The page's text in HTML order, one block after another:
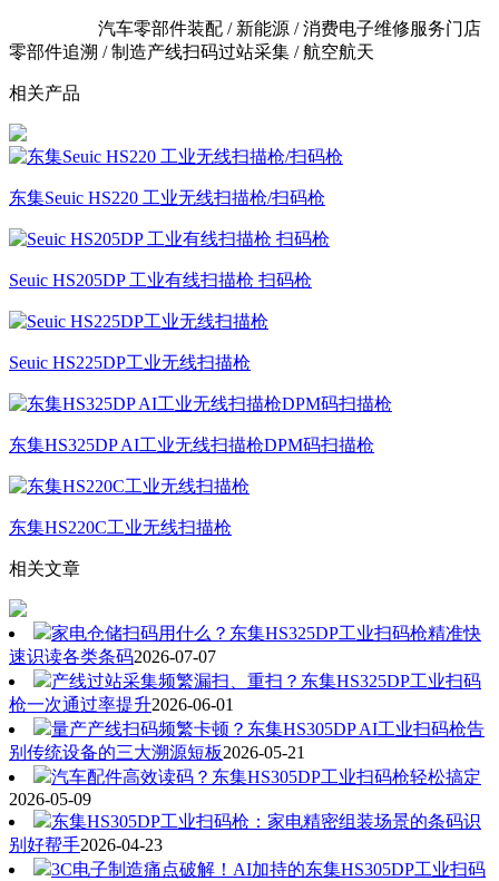
汽车零部件装配 / 新能源 / 消费电子维修服务门店
零部件追溯 / 制造产线扫码过站采集 / 航空航天
相关产品
东集Seuic HS220 工业无线扫描枪/扫码枪
Seuic HS205DP 工业有线扫描枪 扫码枪
Seuic HS225DP工业无线扫描枪
东集HS325DP AI工业无线扫描枪DPM码扫描枪
东集HS220C工业无线扫描枪
相关文章
家电仓储扫码用什么？东集HS325DP工业扫码枪精准快
速识读各类条码2026-07-07
产线过站采集频繁漏扫、重扫？东集HS325DP工业扫码
枪一次通过率提升2026-06-01
量产产线扫码频繁卡顿？东集HS305DP AI工业扫码枪告
别传统设备的三大溯源短板2026-05-21
汽车配件高效读码？东集HS305DP工业扫码枪轻松搞定
2026-05-09
东集HS305DP工业扫码枪：家电精密组装场景的条码识
别好帮手2026-04-23
3C电子制造痛点破解！AI加持的东集HS305DP工业扫码